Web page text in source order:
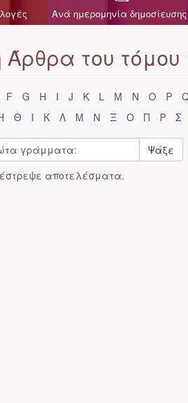
Ανά ημερομηνία δημοσίευσης
του
F G H I J K L M N O P
Θ Ι Κ Λ Μ Ν Ξ Ο Π Ρ Σ
Ψάξε
αποτελέσματα.